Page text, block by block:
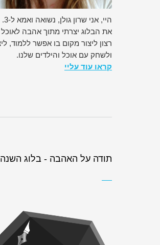
היי, אני שרון גולן, נשואה ואמא ל-3.
את הבלוג יצרתי מתוך אהבה לאוכל
רצון ליצור מקום בו אפשר ללמוד,
ולשחק עם אוכל והילדים שלנו.
קראו עוד עליי
תודה על האהבה - בלוג השנה